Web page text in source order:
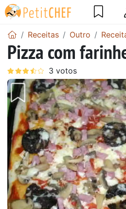
Receitas Outro
Pizza com
Anterior